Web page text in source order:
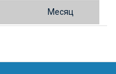
зоне, свободной от
Месяц